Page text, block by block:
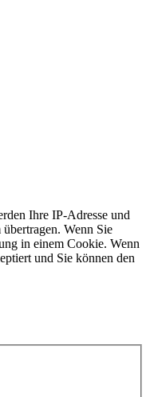
Ihre IP-Adresse und
übertragen. Wenn Sie
in einem Cookie. Wenn
und Sie können den